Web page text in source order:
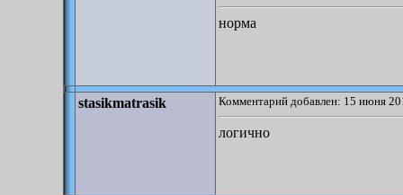
норма
stasikmatrasik Комментарий добавлен: 15 июня
логично